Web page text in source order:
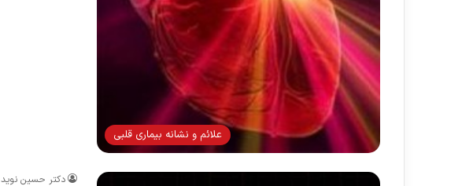
علائم و نشانه بیماری قلبی
دکتر حسین نوید